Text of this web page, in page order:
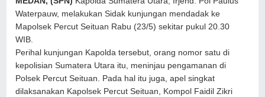
Waterpauw, melakukan Sidak kunjungan mendadak ke
Mapolsek Percut Seituan Rabu (23/5) sekitar pukul 20.30
WIB.
Perihal kunjungan Kapolda tersebut, orang nomor satu di
kepolisian Sumatera Utara itu, meninjau pengamanan di
Polsek Percut Seituan. Pada hal itu juga, apel singkat
dilaksanakan Kapolsek Percut Seituan, Kompol Faidil Zikri